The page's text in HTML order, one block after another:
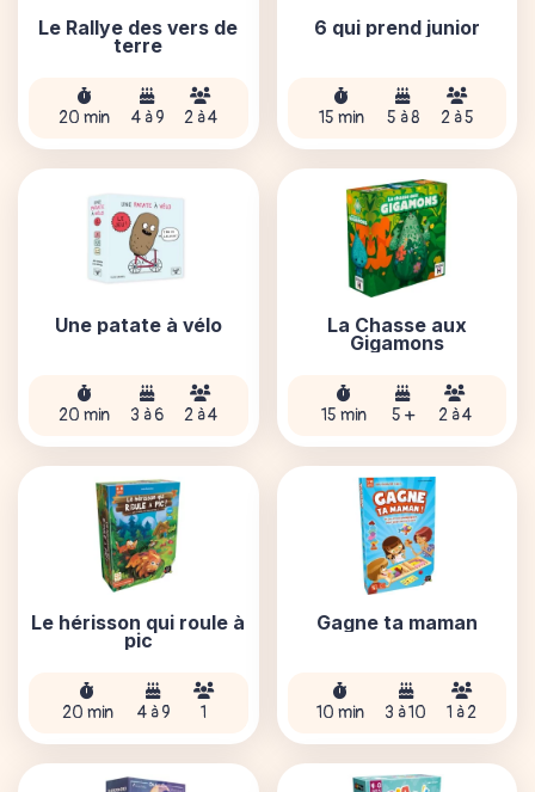
Le Rallye des vers de
terre
20 min 4 à 9 2 à 4
6 qui prend junior
15 min 5 à 8 2 à 5
Une patate à vélo
20 min 3 à 6 2 à 4
La Chasse aux
Gigamons
15 min 5 + 2 à 4
Le hérisson qui roule à
pic
20 min 4 à 9 1
Gagne ta maman
10 min 3 à 10 1 à 2